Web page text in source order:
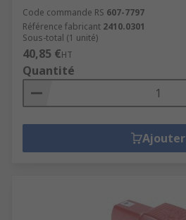
Code commande RS 607-7797
Référence fabricant 2410.0301
Sous-total (1 unité)
40,85 €HT
Quantité
Ajouter